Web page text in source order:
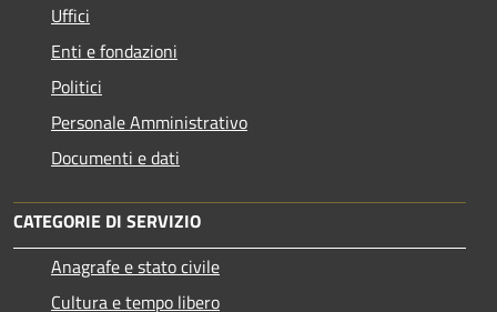
Uffici
Enti e fondazioni
Politici
Personale Amministrativo
Documenti e dati
CATEGORIE DI SERVIZIO
Anagrafe e stato civile
Cultura e tempo libero